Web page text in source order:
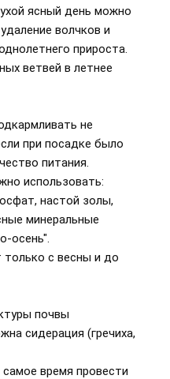
ясный день можно
волчков и
прироста.
ветвей в летнее
не
при посадке было
питания.
использовать:
настой золы,
минеральные
осень".
с весны и до
почвы
сидерация (гречиха,
время провести